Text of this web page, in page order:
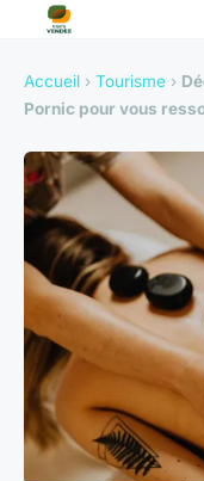
Accueil › Tourisme ›
Pornic pour vous